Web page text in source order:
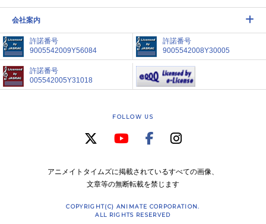
会社案内
許諾番号
9005542009Y56084
許諾番号
9005542008Y30005
許諾番号
005542005Y31018
FOLLOW US
アニメイトタイムズに掲載されているすべての画像、
文章等の無断転載を禁じます
COPYRIGHT(C) ANIMATE CORPORATION.
ALL RIGHTS RESERVED